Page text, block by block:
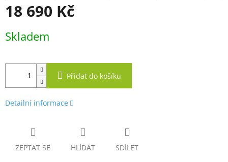
18 690 Kč
cena:
Skladem
Přidat do košíku
Detailní informace
ZEPTAT SE HLÍDAT SDÍLET